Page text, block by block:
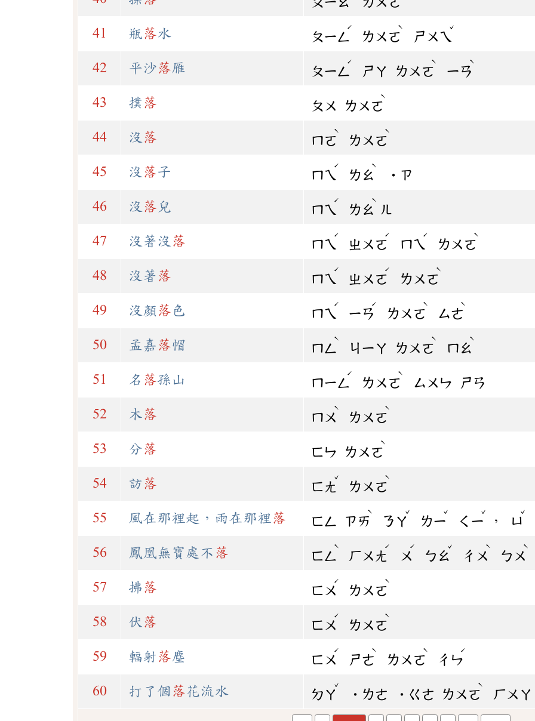
41 瓶落水 ㄆㄧㄥ
ˊ
ㄌㄨㄛ
ˋ
ㄕㄨㄟ
ˇ
42 平沙落雁 ㄆㄧㄥ
ˊ
ㄕㄚ ㄌㄨㄛ
ˋ
ㄧㄢ
ˋ
43 撲 落 ㄆㄨ ㄌㄨㄛ
ˋ
44 沒 落 ㄇㄛ
ˋ
ㄌㄨㄛ
ˋ
45 沒 落子 ㄇㄟ
ˊ
ㄌㄠ
ˋ
˙ㄗ
46 沒 落 兒 ㄇㄟ
ˊ
ㄌㄠ
ˋ
ㄦ
47 沒著沒 落 ㄇㄟ
ˊ
ㄓㄨㄛ
ˊ
ㄇㄟ
ˊ
ㄌㄨㄛ
ˋ
48 沒著 落 ㄇㄟ
ˊ
ㄓㄨㄛ
ˊ
ㄌㄨㄛ
ˋ
49 沒顏 落 色 ㄇㄟ
ˊ
ㄧㄢ
ˊ
ㄌㄨㄛ
ˋ
ㄙㄜ
ˋ
50 孟嘉 落帽 ㄇㄥ
ˋ
ㄐㄧㄚ ㄌㄨㄛ
ˋ
ㄇㄠ
ˋ
51 名 落孫山 ㄇㄧㄥ
ˊ
ㄌㄨㄛ
ˋ
ㄙㄨㄣ ㄕㄢ
52 木落 ㄇㄨ
ˋ
ㄌㄨㄛ
ˋ
53 分落 ㄈㄣ ㄌㄨㄛ
ˋ
54 訪 落 ㄈㄤ
ˇ
ㄌㄨㄛ
ˋ
55 風在那裡起，雨在那裡 落 ㄈㄥ ㄗㄞ
ˋ
ㄋㄚ
ˇ
ㄌㄧ
ˇ
ㄑㄧ
ˇ
， ㄩ
ˇ
56 鳳凰無寶處不 落 ㄈㄥ
ˋ
ㄏㄨㄤ
ˊ
ㄨ
ˊ
ㄅㄠ
ˇ
ㄔㄨ
ˋ
ㄅㄨ
ˋ
57 拂 落 ㄈㄨ
ˊ
ㄌㄨㄛ
ˋ
58 伏 落 ㄈㄨ
ˊ
ㄌㄨㄛ
ˋ
59 輻射 落塵 ㄈㄨ
ˊ
ㄕㄜ
ˋ
ㄌㄨㄛ
ˋ
ㄔㄣ
ˊ
60 打了個 落花流水 ㄉㄚ
ˇ
˙ㄌㄜ ˙ㄍㄜ ㄌㄨㄛ
ˋ
ㄏㄨㄚ